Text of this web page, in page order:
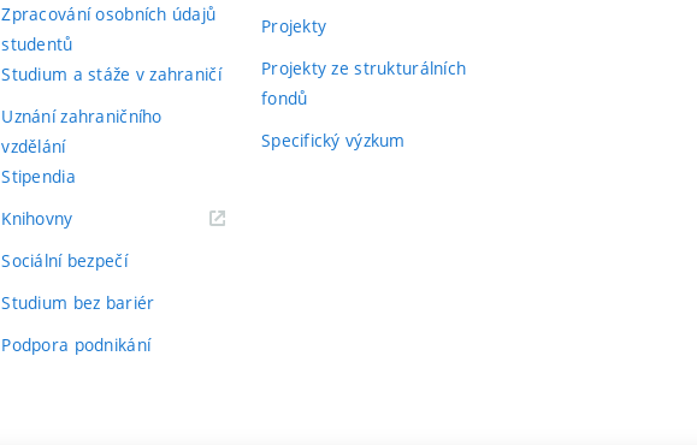
Zpracování osobních údajů
studentů
Studium a stáže v zahraničí
Uznání zahraničního
vzdělání
Stipendia
Knihovny(externí
Sociální bezpečí
Studium bez bariér
Podpora podnikání
Projekty
Projekty ze strukturálních
fondů
Specifický výzkum